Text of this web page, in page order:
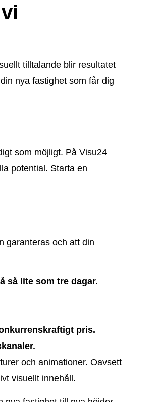
tilltalande blir resultatet
nya fastighet som får dig
som möjligt. På Visu24
potential. Starta en
garanteras och att din
så lite som tre dagar.
pris.
och animationer. Oavsett
visuellt innehåll.